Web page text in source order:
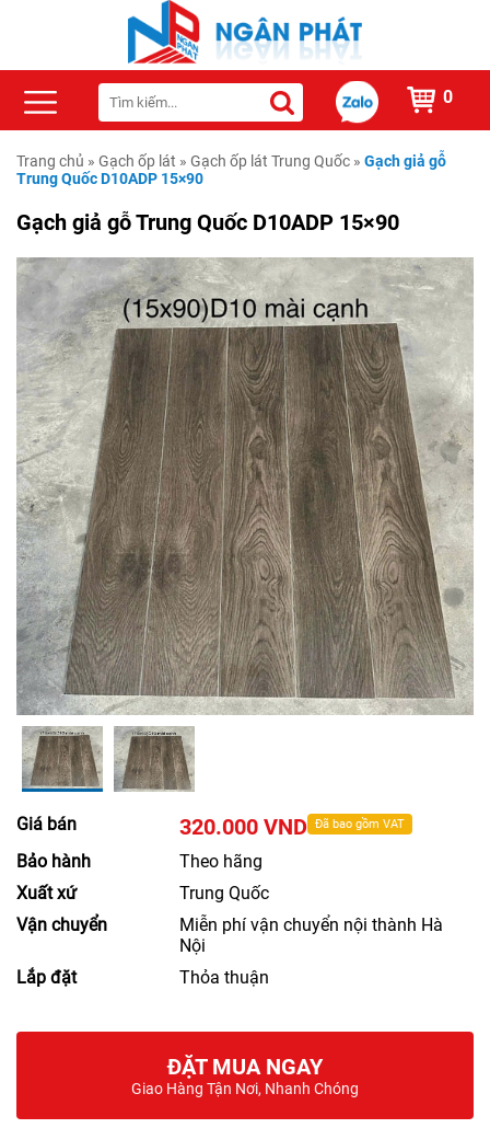
0
Trang chủ » Gạch ốp lát » Gạch ốp lát Trung Quốc » Gạch giả gỗ
Trung Quốc D10ADP 15×90
Gạch giả gỗ Trung Quốc D10ADP 15×90
Giá bán 320.000 VND Đã bao gồm VAT
Bảo hành
Theo hãng
Xuất xứ
Trung Quốc
Vận chuyển
Miễn phí vận chuyển nội thành Hà
Nội
Lắp đặt
Thỏa thuận
ĐẶT MUA NGAY
Giao Hàng Tận Nơi, Nhanh Chóng